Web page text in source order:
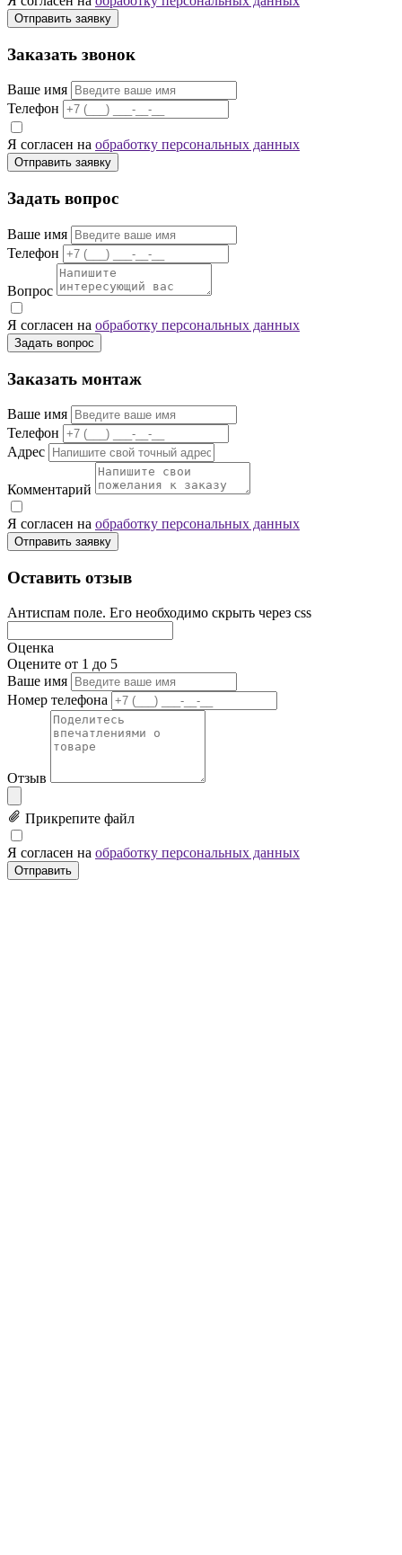
Отправить заявку
Заказать звонок
Ваше имя
Телефон
Я согласен на обработку персональных данных
Отправить заявку
Задать вопрос
Ваше имя
Телефон
Вопрос
Я согласен на обработку персональных данных
Задать вопрос
Заказать монтаж
Ваше имя
Телефон
Адрес
Комментарий
Я согласен на обработку персональных данных
Отправить заявку
Оставить отзыв
Антиспам поле. Его необходимо скрыть через css
Оценка
Оцените от 1 до 5
Ваше имя
Номер телефона
Отзыв
Прикрепите файл
Я согласен на обработку персональных данных